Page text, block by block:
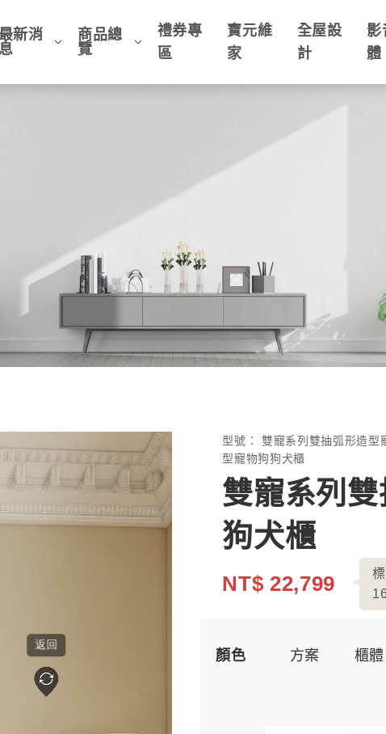
新消
商品總
覽
禮券專
區
寶元維
家
全屋設
計
影
體
型號： 雙寵系列雙抽弧形造型
型寵物狗狗犬櫃
雙寵系列
狗犬櫃
NT$ 22,799
顏色 方案 櫃體